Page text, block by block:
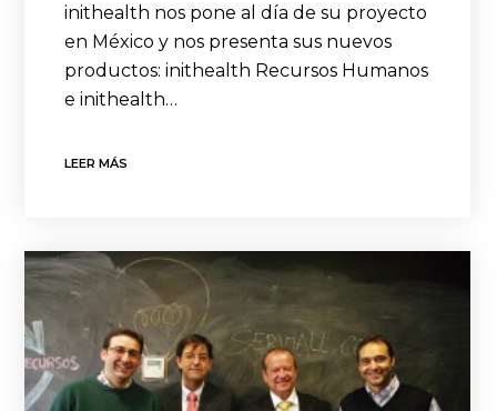
inithealth nos pone al día de su proyecto
en México y nos presenta sus nuevos
productos: inithealth Recursos Humanos
e inithealth…
LEER MÁS